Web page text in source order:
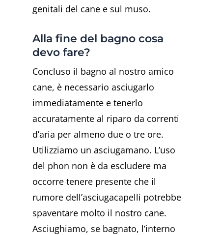
genitali del cane e sul muso.
Alla fine del bagno cosa
devo fare?
Concluso il bagno al nostro amico
cane, è necessario asciugarlo
immediatamente e tenerlo
accuratamente al riparo da correnti
d’aria per almeno due o tre ore.
Utilizziamo un asciugamano. L’uso
del phon non è da escludere ma
occorre tenere presente che il
rumore dell’asciugacapelli potrebbe
spaventare molto il nostro cane.
Asciughiamo, se bagnato, l’interno